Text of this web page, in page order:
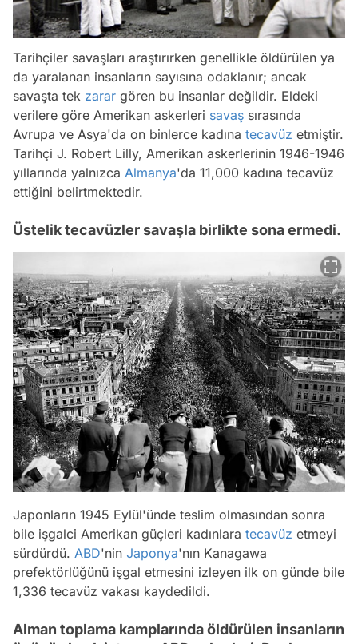
Tarihçiler savaşları araştırırken genellikle öldürülen ya
da yaralanan insanların sayısına odaklanır; ancak
savaşta tek zarar gören bu insanlar değildir. Eldeki
verilere göre Amerikan askerleri savaş sırasında
Avrupa ve Asya'da on binlerce kadına tecavüz etmiştir.
Tarihçi J. Robert Lilly, Amerikan askerlerinin 1946-1946
yıllarında yalnızca Almanya'da 11,000 kadına tecavüz
ettiğini belirtmektedir.
Üstelik tecavüzler savaşla birlikte sona ermedi.
Japonların 1945 Eylül'ünde teslim olmasından sonra
bile işgalci Amerikan güçleri kadınlara tecavüz etmeyi
sürdürdü. ABD'nin Japonya'nın Kanagawa
prefektörlüğünü işgal etmesini izleyen ilk on günde bile
1,336 tecavüz vakası kaydedildi.
Alman toplama kamplarında öldürülen insanların